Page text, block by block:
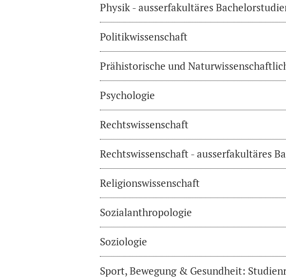
Physik - ausserfakultäres
Politikwissenschaft
Prähistorische und
Psychologie
Rechtswissenschaft
Rechtswissenschaft - ausserfakultäres
Religionswissenschaft
Sozialanthropologie
Soziologie
Sport, Bewegung & Gesundheit: